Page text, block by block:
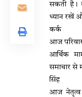
सकती है।
ध्यान रखें
कर्क
आज
आर्थिक
समाचार से
सिंह
आज नेतृत्व